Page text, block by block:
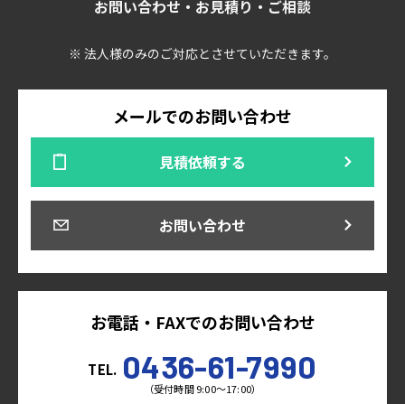
お問い合わせ・お見積り・ご相談
※ 法人様のみのご対応とさせていただきます。
メールでのお問い合わせ
見積依頼する
お問い合わせ
お電話・FAXでのお問い合わせ
TEL. 0436-61-7990
（受付時間 9:00～17:00）